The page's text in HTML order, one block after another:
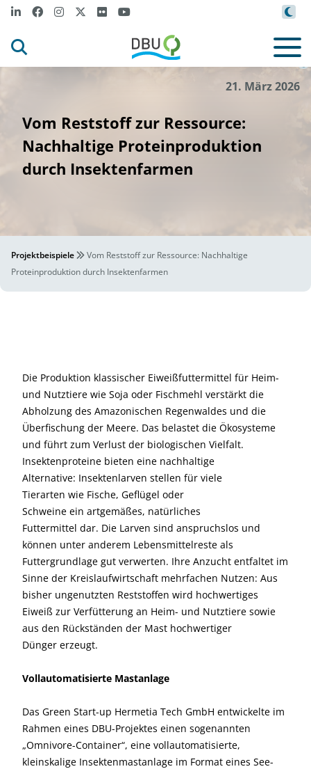
kaan
- sezer
-von
- get
t y
- i
m ages
- s
i gnature
- v
ia
-
21. März 2026
Vom Reststoff zur Ressource:
Nachhaltige Proteinproduktion
durch Insektenfarmen
Projektbeispiele
Vom Reststoff zur Ressource: Nachhaltige
Proteinproduktion durch Insektenfarmen
Die Produktion klassischer Eiweißfuttermittel für Heim-
und Nutztiere wie Soja oder Fischmehl verstärkt die
Abholzung des Amazonischen Regenwaldes und die
Überfischung der Meere. Das belastet die Ökosysteme
und führt zum Verlust der biologischen Vielfalt.
Insektenproteine bieten eine nachhaltige
Alternative: Insektenlarven stellen für viele
Tierarten wie Fische, Geflügel oder
Schweine ein artgemäßes, natürliches
Futtermittel dar. Die Larven sind anspruchslos und
können unter anderem Lebensmittelreste als
Futtergrundlage gut verwerten. Ihre Anzucht entfaltet im
Sinne der Kreislaufwirtschaft mehrfachen Nutzen: Aus
bisher ungenutzten Reststoffen wird hochwertiges
Eiweiß zur Verfütterung an Heim- und Nutztiere sowie
aus den Rückständen der Mast hochwertiger
Dünger erzeugt.
Vollautomatisierte Mastanlage
Das Green Start-up Hermetia Tech GmbH entwickelte im
Rahmen eines DBU-Projektes einen sogenannten
„Omnivore-Container“, eine vollautomatisierte,
kleinskalige Insektenmastanlage im Format eines See-